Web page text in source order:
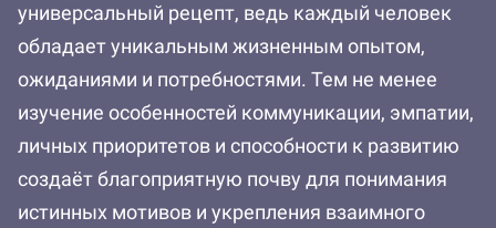
универсальный рецепт, ведь каждый человек
обладает уникальным жизненным опытом,
ожиданиями и потребностями. Тем не менее
изучение особенностей коммуникации, эмпатии,
личных приоритетов и способности к развитию
создаёт благоприятную почву для понимания
истинных мотивов и укрепления взаимного